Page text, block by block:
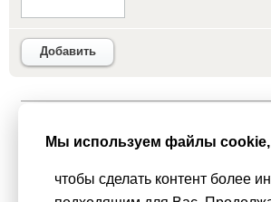
Добавить
Вас это не устраивает, пожалуйста,
При использовании материалов активная
Мы используем файлы cookie,
чтобы сделать контент более